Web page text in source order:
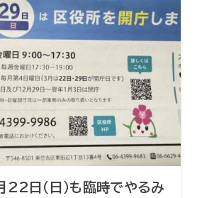
22日（日）も臨時でやるみ